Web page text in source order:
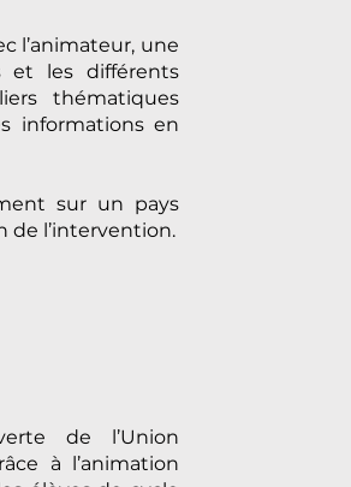
l’animateur, une
et les différents
thématiques
informations en
sur un pays
de l’intervention.​
de l’Union
à l’animation